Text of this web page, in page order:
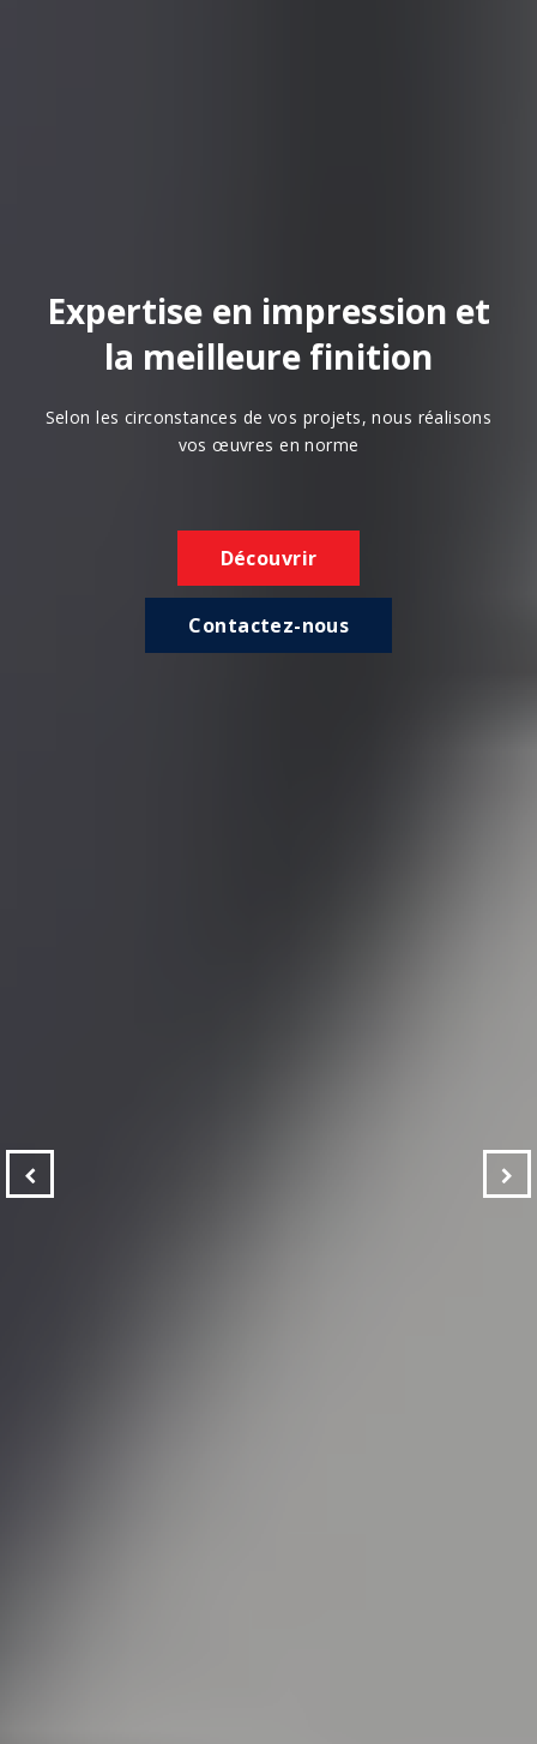
Expertise en impression et
la meilleure finition
Selon les circonstances de vos projets, nous réalisons
vos œuvres en norme
Découvrir
Contactez-nous